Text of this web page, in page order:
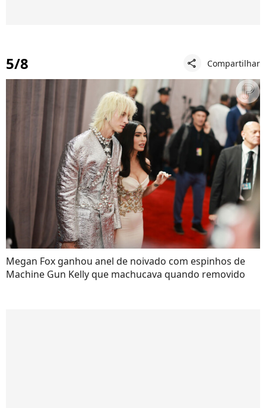
5/8 share Compartilhar
Megan Fox ganhou anel de noivado com espinhos de
Machine Gun Kelly que machucava quando removido